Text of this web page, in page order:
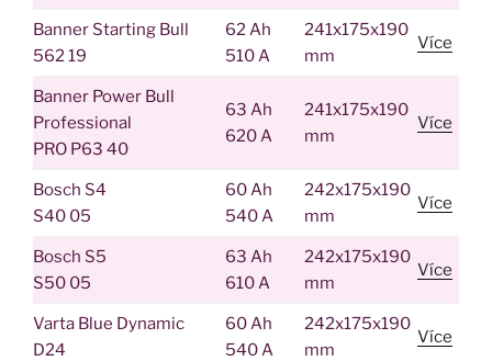
Banner Starting Bull
562 19
62 Ah
510 A
241x175x190
mm
Více
Banner Power Bull
Professional
PRO P63 40
63 Ah
620 A
241x175x190
mm
Více
Bosch S4
S40 05
60 Ah
540 A
242x175x190
mm
Více
Bosch S5
S50 05
63 Ah
610 A
242x175x190
mm
Více
Varta Blue Dynamic
D24
60 Ah
540 A
242x175x190
mm
Více